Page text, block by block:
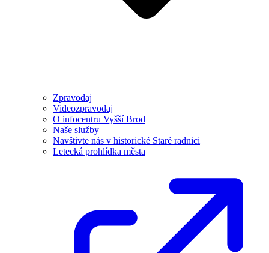
Zpravodaj
Videozpravodaj
O infocentru Vyšší Brod
Naše služby
Navštivte nás v historické Staré radnici
Letecká prohlídka města